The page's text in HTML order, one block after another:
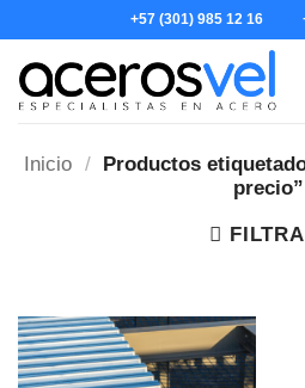
to
content
+57 (301) 985 12 16
Inicio /
Productos
precio”